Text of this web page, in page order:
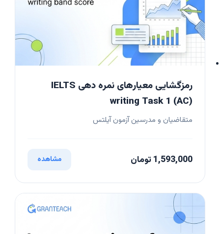
رمزگشایی معیارهای نمره دهی IELTS
writing Task 1 (AC)
متقاضیان و مدرسین آزمون آیلتس
1,593,000 تومان مشاهده